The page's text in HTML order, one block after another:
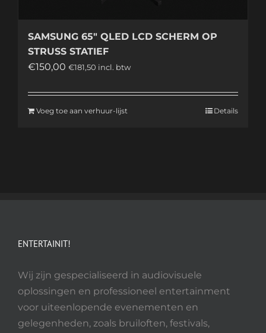
SAMSUNG 65″ QLED LCD SCHERM OP
STRUSS STATIEF
€150,00 €181,50 incl. btw
Voeg toe aan verhuur-lijst Details
ENTERTAINIT!
Wij zijn gespecialiseerd in audiovisuele
oplossingen en professioneel entertainment
voor uiteenlopende evenementen en
gelegenheden, zoals bruiloften, festivals,